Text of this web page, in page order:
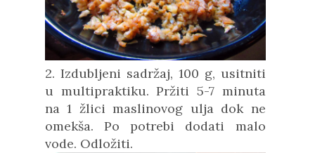
2. Izdubljeni sadržaj, 100 g, usitniti
u multipraktiku. Pržiti 5-7 minuta
na 1 žlici maslinovog ulja dok ne
omekša. Po potrebi dodati malo
vode. Odložiti.